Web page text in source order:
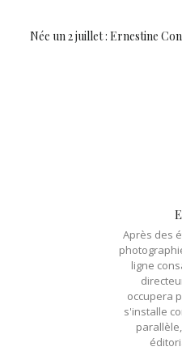
Née un 2 juillet : Ernestine
Après des
ligne
occupera
s'installe